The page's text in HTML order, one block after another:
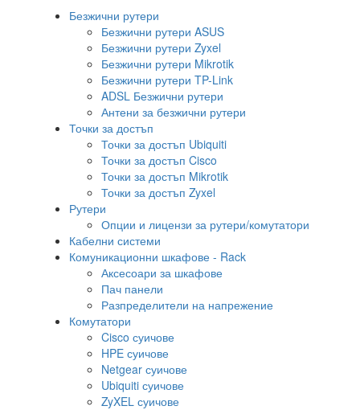
Безжични рутери
Безжични рутери ASUS
Безжични рутери Zyxel
Безжични рутери Mikrotik
Безжични рутери TP-Link
ADSL Безжични рутери
Антени за безжични рутери
Точки за достъп
Точки за достъп Ubiquiti
Точки за достъп Cisco
Точки за достъп Mikrotik
Точки за достъп Zyxel
Рутери
Опции и лицензи за рутери/комутатори
Кабелни системи
Комуникационни шкафове - Rack
Аксесоари за шкафове
Пач панели
Разпределители на напрежение
Комутатори
Cisco суичове
HPE суичове
Netgear суичове
Ubiquiti суичове
ZyXEL суичове